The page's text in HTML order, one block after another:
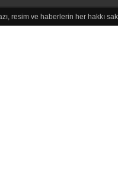
resim ve haberlerin her hakkı